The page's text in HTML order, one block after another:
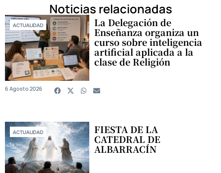
Noticias relacionadas
ACTUALIDAD La Delegación de
Enseñanza organiza un
curso sobre inteligencia
artificial aplicada a la
clase de Religión
6 Agosto 2026
ACTUALIDAD FIESTA DE LA
CATEDRAL DE
ALBARRACÍN